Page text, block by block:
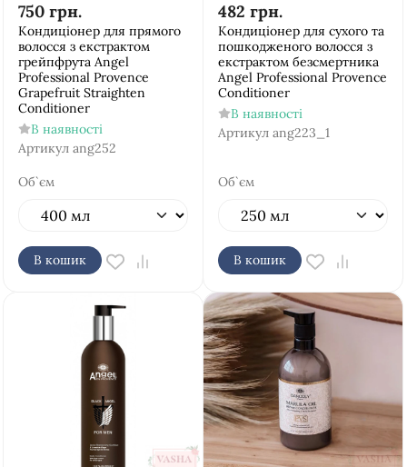
750 грн.
Кондиціонер для прямого
волосся з екстрактом
грейпфрута Аngel
Рrofessional Provence
Grapefruit Straighten
Conditioner
В наявності
Артикул ang252
Об`єм
В кошик
482 грн.
Кондиціонер для сухого та
пошкодженого волосся з
екстрактом безсмертника
Аngel Рrofessional Provence
Conditioner
В наявності
Артикул ang223_1
Об`єм
В кошик